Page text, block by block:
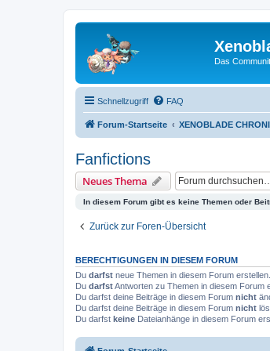
Das
Schnellzugriff FAQ
Forum-Startseite XENOBLADE
Fanfictions
Neues Thema
In diesem Forum gibt es keine Themen oder
Zurück zur Foren-Übersicht
BERECHTIGUNGEN IN DIESEM FORUM
Du darfst neue Themen in diesem Forum erstellen.
Du darfstAntworten zu Themen in diesem Forum
Du darfst deine Beiträge in diesem Forum nicht
Du darfst deine Beiträge in diesem Forum nicht
Du darfst keine Dateianhänge in diesem Forum